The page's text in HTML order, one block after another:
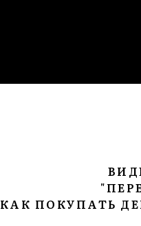
КАК ПОКУПАТЬ